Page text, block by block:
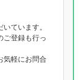
ています。
ご登録も行っ
気軽にお問合